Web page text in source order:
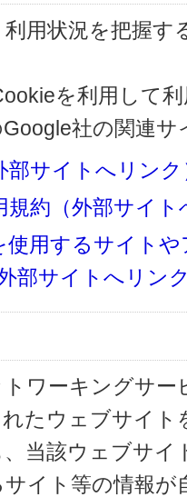
用状況を把握す
を利用して
社の関連
部サイトへリンク
規約（外部サイ
使用するサイト
部サイトへリン
ワーキングサー
れたウェブサイ
当該ウェブサイ
イト等の情報